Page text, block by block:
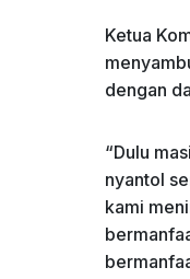
Ketua
dengan
“Dulu
nyantol
kami